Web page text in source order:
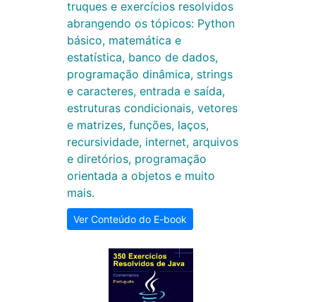
truques e exercícios resolvidos
abrangendo os tópicos: Python
básico, matemática e
estatística, banco de dados,
programação dinâmica, strings
e caracteres, entrada e saída,
estruturas condicionais, vetores
e matrizes, funções, laços,
recursividade, internet, arquivos
e diretórios, programação
orientada a objetos e muito
mais.
Ver Conteúdo do E-book